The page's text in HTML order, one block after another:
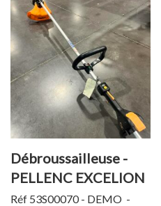
Débroussailleuse -
PELLENC EXCELION
ALPHA
Réf 53S00070 - DEMO -